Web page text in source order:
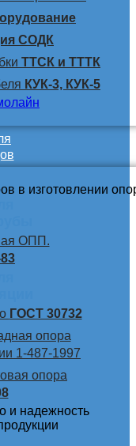
СОДК
ТТСК и ТТТК
КУК-3, КУК-5
ОПП.
ГОСТ 30732
опора
1-487-1997
опора